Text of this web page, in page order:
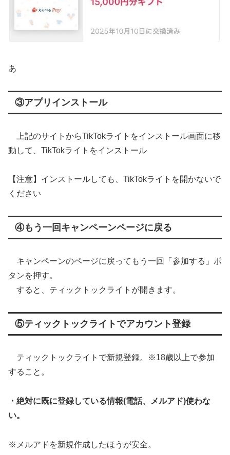
あ
③アプリインストール
上記のサイトからTikTokライトをインストール画面に移
動して、TikTokライトをインストール
【注意】インストールしても、TikTokライトを開かないで
ください
④もう一回キャンペーンページに戻る
キャンペーンのページに戻ってもう一回「参加する」ボ
タンを押す。
すると、ティックトックライトが開きます。
⑤ティックトックライトでアカウント登録
ティックトックライトで新規登録。※18歳以上で参加
すること。
・絶対に既に登録している情報(電話、メルアド)使わな
い。
※メルアドを新規作成したほうが安全。